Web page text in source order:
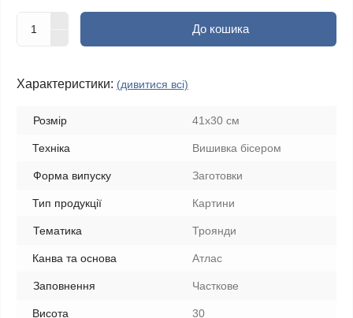
До кошика
Характеристики: (дивитися всі)
Розмір 41x30 см
Техніка Вишивка бісером
Форма випуску Заготовки
Тип продукції Картини
Тематика Троянди
Канва та основа Атлас
Заповнення Часткове
Висота 30